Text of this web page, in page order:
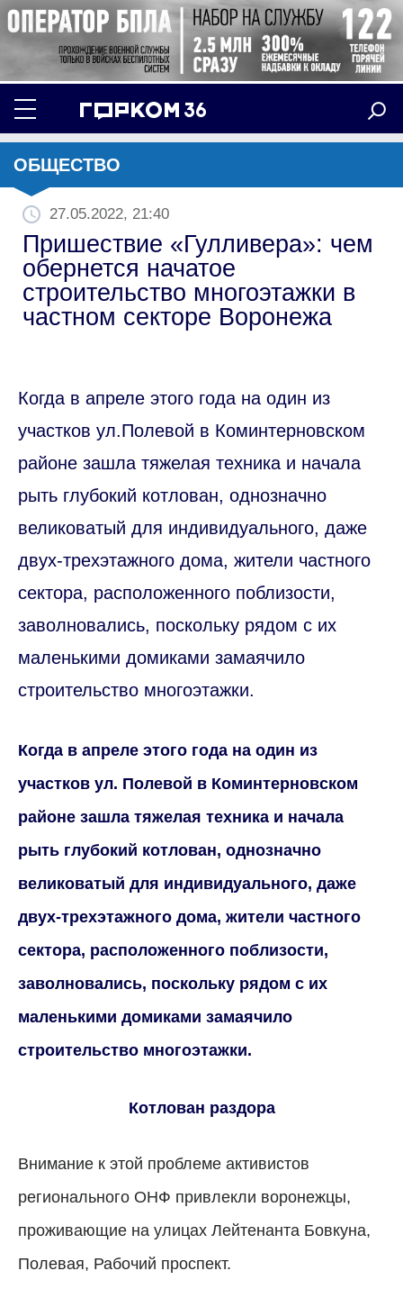
ОБЩЕСТВО
27.05.2022, 21:40
Пришествие «Гулливера»: чем
обернется начатое
строительство многоэтажки в
частном секторе Воронежа
Когда в апреле этого года на один из
участков ул.Полевой в Коминтерновском
районе зашла тяжелая техника и начала
рыть глубокий котлован, однозначно
великоватый для индивидуального, даже
двух-трехэтажного дома, жители частного
сектора, расположенного поблизости,
заволновались, поскольку рядом с их
маленькими домиками замаячило
строительство многоэтажки.
Когда в апреле этого года на один из
участков ул. Полевой в Коминтерновском
районе зашла тяжелая техника и начала
рыть глубокий котлован, однозначно
великоватый для индивидуального, даже
двух-трехэтажного дома, жители частного
сектора, расположенного поблизости,
заволновались, поскольку рядом с их
маленькими домиками замаячило
строительство многоэтажки.
Котлован раздора
Внимание к этой проблеме активистов
регионального ОНФ привлекли воронежцы,
проживающие на улицах Лейтенанта Бовкуна,
Полевая, Рабочий проспект.